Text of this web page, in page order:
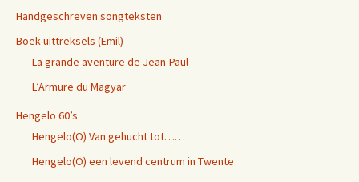
Handgeschreven songteksten
Boek uittreksels (Emil)
La grande aventure de Jean-Paul
L’Armure du Magyar
Hengelo 60’s
Hengelo(O) Van gehucht tot……
Hengelo(O) een levend centrum in Twente